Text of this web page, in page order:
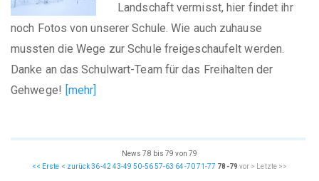
Landschaft vermisst, hier findet ihr
noch Fotos von unserer Schule. Wie auch zuhause
mussten die Wege zur Schule freigeschaufelt werden.
Danke an das Schulwart-Team für das Freihalten der
Gehwege! [mehr]
News 78 bis 79 von 79
<< Erste < zurück 36-42 43-49 50-5657-63 64-7071-77 78-79 vor > Letzte >>